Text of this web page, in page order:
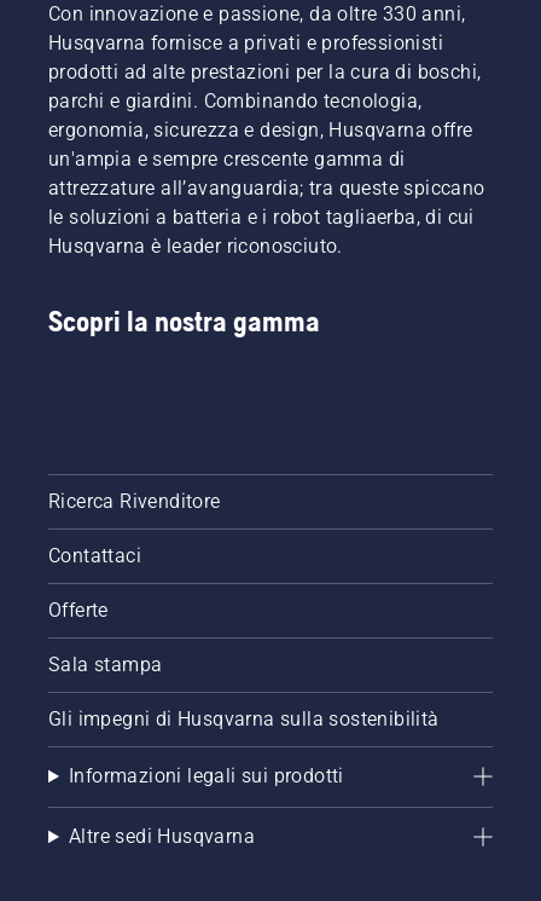
loro a
comporre
il nostro
H-team.
E sono
loro i
nostri
utenti
più
esigenti.
Con innovazione e passione, da oltre 330 anni,
Husqvarna fornisce a privati e professionisti
prodotti ad alte prestazioni per la cura di boschi,
parchi e giardini. Combinando tecnologia,
ergonomia, sicurezza e design, Husqvarna offre
un'ampia e sempre crescente gamma di
attrezzature all’avanguardia; tra queste spiccano
le soluzioni a batteria e i robot tagliaerba, di cui
Husqvarna è leader riconosciuto.
Scopri la nostra gamma
Ricerca Rivenditore
Contattaci
Offerte
Sala stampa
Gli impegni di Husqvarna sulla sostenibilità
Informazioni legali sui prodotti
Altre sedi Husqvarna